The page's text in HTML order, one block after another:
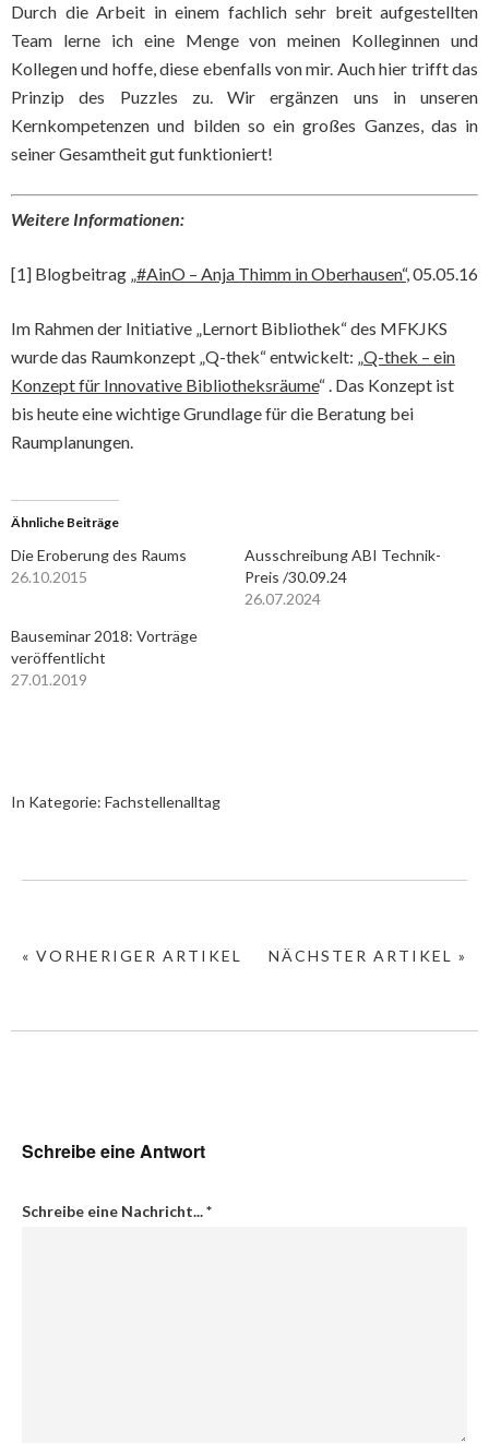
Durch die Arbeit in einem fachlich sehr breit aufgestellten
Team lerne ich eine Menge von meinen Kolleginnen und
Kollegen und hoffe, diese ebenfalls von mir. Auch hier trifft das
Prinzip des Puzzles zu. Wir ergänzen uns in unseren
Kernkompetenzen und bilden so ein großes Ganzes, das in
seiner Gesamtheit gut funktioniert!
Weitere Informationen:
[1] Blogbeitrag „#AinO – Anja Thimm in Oberhausen“, 05.05.16
Im Rahmen der Initiative „Lernort Bibliothek“ des MFKJKS
wurde das Raumkonzept „Q-thek“ entwickelt: „Q-thek – ein
Konzept für Innovative Bibliotheksräume“ . Das Konzept ist
bis heute eine wichtige Grundlage für die Beratung bei
Raumplanungen.
Ähnliche Beiträge
Die Eroberung des Raums
26.10.2015
Ausschreibung ABI Technik-
Preis /30.09.24
26.07.2024
Bauseminar 2018: Vorträge
veröffentlicht
27.01.2019
In Kategorie: Fachstellenalltag
NÄCHSTER ARTIKEL »
« VORHERIGER ARTIKEL
Schreibe eine Antwort
Schreibe eine Nachricht...*